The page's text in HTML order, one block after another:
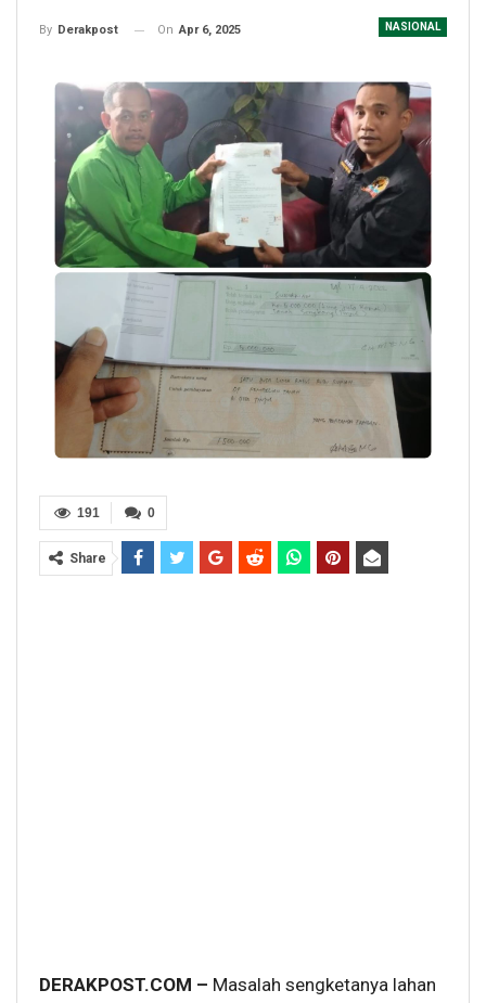
NASIONAL
By Derakpost On Apr 6, 2025
0
191
Share
DERAKPOST.COM – Masalah sengketanya lahan